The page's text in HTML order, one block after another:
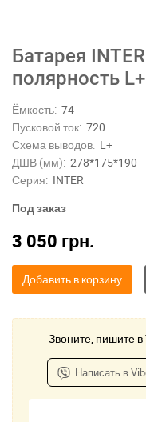
Батарея
полярность
Ёмкость: 74
Пусковой ток: 720
Схема выводов: L+
ДШВ (мм): 278*175*190
Серия: INTER
Под заказ
3 050 грн.
Добавить в корзину
Звоните, пишите
Написать в